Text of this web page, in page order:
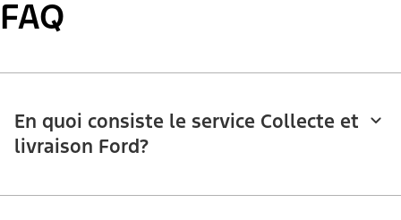
FAQ
En quoi consiste le service Collecte et
livraison Ford?